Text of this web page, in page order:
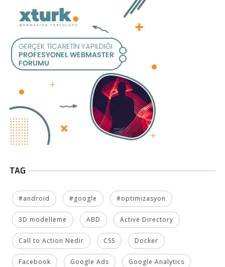
TAG
#android #google #optimizasyon
3D modelleme ABD Active Directory
Call to Action Nedir CSS Docker
Facebook Google Ads Google Analytics